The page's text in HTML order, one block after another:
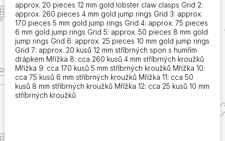
approx. 20 pieces 12 mm gold lobster claw clasps Grid 2:
approx. 260 pieces 4 mm gold jump rings Grid 3: approx.
170 pieces 5 mm gold jump rings Grid 4: approx. 75 pieces
6 mm gold jump rings Grid 5: approx. 50 pieces 8 mm gold
jump rings Grid 6: approx. 25 pieces 10 mm gold jump rings
Grid 7: approx. 20 kusů 12 mm stříbrných spon s humřím
drápkem Mřížka 8: cca 260 kusů 4 mm stříbrných kroužků
Mřížka 9: cca 170 kusů 5 mm stříbrných kroužků Mřížka 10:
cca 75 kusů 6 mm stříbrných kroužků Mřížka 11: cca 50
kusů 8 mm stříbrných kroužků Mřížka 12: cca 25 kusů 10 mm
stříbrných kroužků